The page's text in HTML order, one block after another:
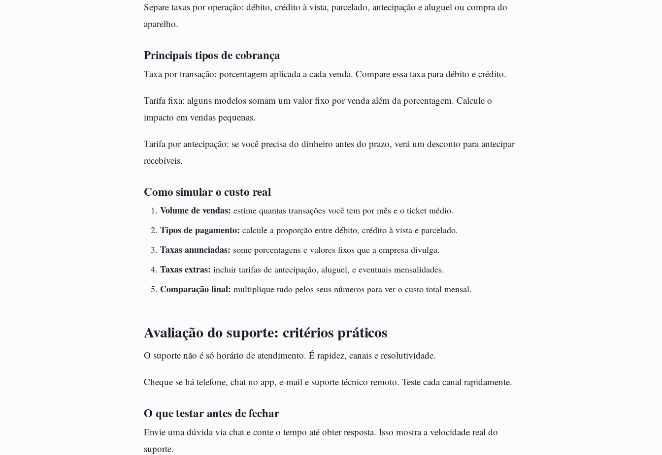
Separe taxas por operação: débito, crédito à vista, parcelado, antecipação e aluguel ou compra do
aparelho.
Principais tipos de cobrança
Taxa por transação: porcentagem aplicada a cada venda. Compare essa taxa para débito e crédito.
Tarifa fixa: alguns modelos somam um valor fixo por venda além da porcentagem. Calcule o
impacto em vendas pequenas.
Tarifa por antecipação: se você precisa do dinheiro antes do prazo, verá um desconto para antecipar
recebíveis.
Como simular o custo real
Volume de vendas: estime quantas transações você tem por mês e o ticket médio.
Tipos de pagamento: calcule a proporção entre débito, crédito à vista e parcelado.
Taxas anunciadas: some porcentagens e valores fixos que a empresa divulga.
Taxas extras: incluir tarifas de antecipação, aluguel, e eventuais mensalidades.
Comparação final: multiplique tudo pelos seus números para ver o custo total mensal.
Avaliação do suporte: critérios práticos
O suporte não é só horário de atendimento. É rapidez, canais e resolutividade.
Cheque se há telefone, chat no app, e-mail e suporte técnico remoto. Teste cada canal rapidamente.
O que testar antes de fechar
Envie uma dúvida via chat e conte o tempo até obter resposta. Isso mostra a velocidade real do
suporte.